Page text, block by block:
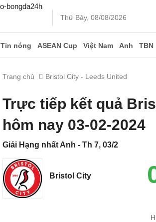
Thứ Bảy, 08/08/2026
Tin nóng ASEAN Cup Việt Nam Anh TBN
Trang chủ Bristol City - Leeds United
Trực tiếp kết quả
hôm nay 03-02-2024
Giải Hạng nhất Anh - Th 7, 03/2
Bristol City